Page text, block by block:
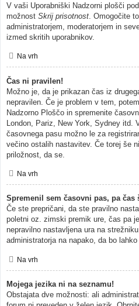
V vaši Uporabniški Nadzorni plošči
možnost Skrij prisotnost . Omogočite
administratorjem, moderatorjem in
izmed skritih uporabnikov.
Na vrh
Čas ni pravilen!
Možno je, da je prikazan čas iz
nepravilen. Če je problem v tem,
Nadzorno Ploščo in spremenite
London, Pariz, New York, Sydney itd.
časovnega pasu možno le za
večino ostalih nastavitev. Če torej še
priložnost, da se.
Na vrh
Spremenil sem časovni pas, pa čas
Če ste prepričani, da ste pravilno
poletni oz. zimski premik ure, čas pa
nepravilno nastavljena ura na
administratorja na napako, da bo
Na vrh
Mojega jezika ni na seznamu!
Obstajata dve možnosti: ali